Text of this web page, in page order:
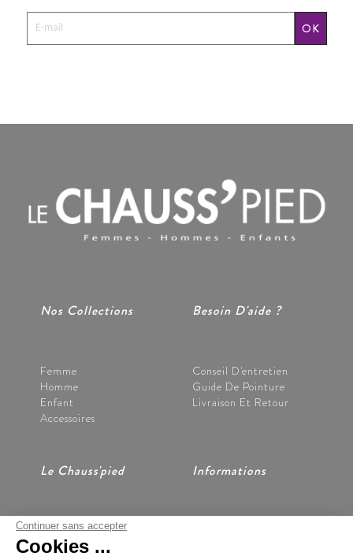
OK
Nos Collections
Femme
Homme
Enfant
Accessoires
Besoin D'aide ?
Conseil D'entretien
Guide De Pointure
Livraison Et Retour
Le Chauss'pied
Nos Magasins
Notre Histoire
Informations
Continuer sans accepter
Cookies ...